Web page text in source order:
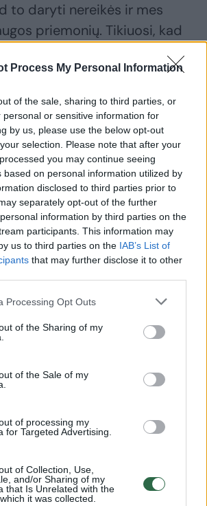
Process My Personal Information
of the sale, sharing to third parties, or
personal or sensitive information for
by us, please use the below opt-out
selection. Please note that after your
you may continue seeing
based on personal information utilized by
disclosed to third parties prior to
separately opt-out of the further
information by third parties on the
participants. This information may
us to third parties on the IAB’s List of
that may further disclose it to other
Processing Opt Outs
of the Sharing of my
of the Sale of my
of processing my
for Targeted Advertising.
of Collection, Use,
and/or Sharing of my
that Is Unrelated with the
it was collected.
to daryti nereikės ir mes
priemonių. Tikiuosi, kad
nukėlimą laikyčiau kaip
pirmosios
dar didesnį susirūpinimą kelia
minėjimai, kuomet vyks daug
atvyks ir užsienio šalių
situaciją – svarbi
ir traukinių